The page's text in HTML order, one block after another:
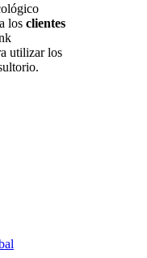
los clientes
utilizar los